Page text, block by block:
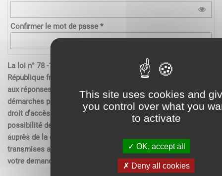
This site uses cookies and
you control over what you
to activate
OK, accept all
Deny all cookies
Confirmer le mot de passe *
La loi n° 78 -17 du 6 janvier 1978 relative à l’informatique de la
République française, aux fichiers et aux libertés s’applique
aux réponses contenues dans les demandes effectués sur les
démarches pour les personnes physiques. Elle garantit un
droit d’accès aux données nominatives les concernant et la
possibilité de rectification. Ces droits peuvent être exercés
auprès de la collectivité. Les données recueillies seront
transmises aux services compétents pour l’instruction de
votre demande.